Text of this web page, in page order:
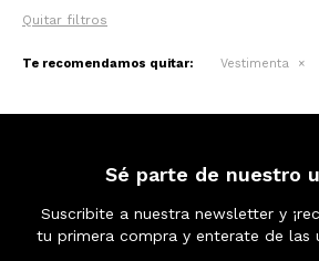
Quitar filtros
Te recomendamos quitar: Vestimenta
Sé parte de nuestro
Suscribite a nuestra newsletter y
tu primera compra y enterate de las